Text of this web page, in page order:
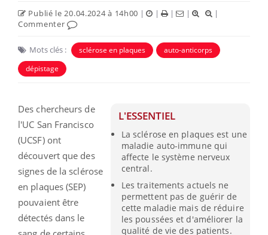
Publié le 20.04.2024 à 14h00 | | | |
|
Commenter
Mots clés : sclérose en plaques
auto-anticorps
dépistage
L'ESSENTIEL
La sclérose en plaques est une
maladie auto-immune qui
affecte le système nerveux
central.
Les traitements actuels ne
permettent pas de guérir de
cette maladie mais de réduire
les poussées et d'améliorer la
qualité de vie des patients.
Des chercheurs de
l'UC San Francisco
(UCSF) ont
découvert que des
signes de la sclérose
en plaques (SEP)
pouvaient être
détectés dans le